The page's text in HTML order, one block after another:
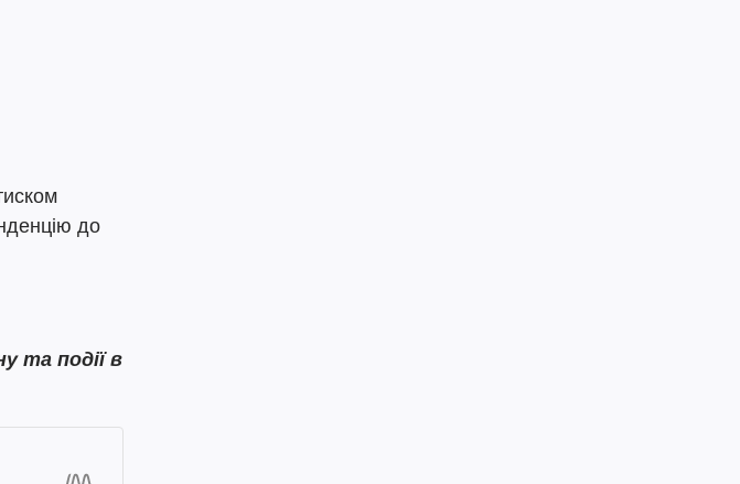
до
та події в